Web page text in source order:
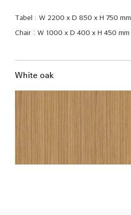
Tabel : W 2200 x D 850 x H 750 mm
Chair : W 1000 x D 400 x H 450 mm
White oak